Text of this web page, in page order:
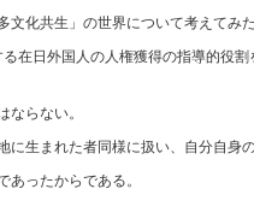
化共生」の世界について考えてみた
在日外国人の人権獲得の指導的役
ならない。
生まれた者同様に扱い、自分自身
ったからである。